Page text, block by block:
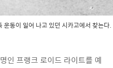
동이 일어 나고 있던 시카고에서 찾는다.
인 프랭크 로이드 라이트를 예